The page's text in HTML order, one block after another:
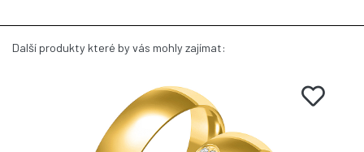
Další produkty které by vás mohly zajímat: